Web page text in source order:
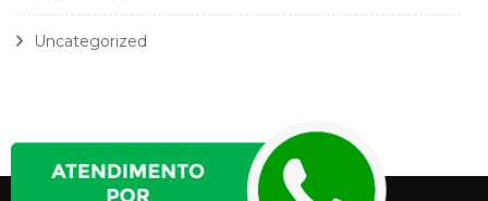
Uncategorized